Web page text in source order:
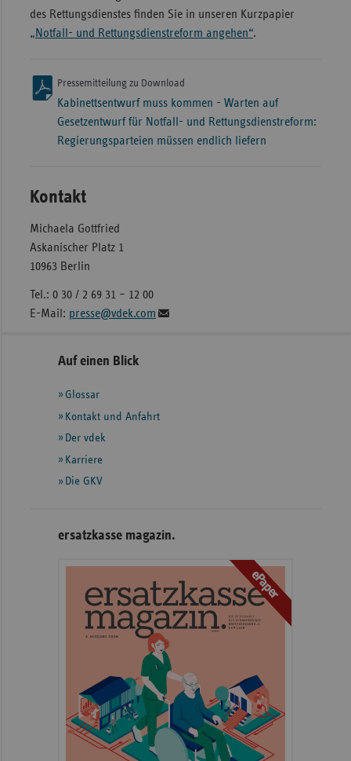
des Rettungsdienstes finden Sie in unseren Kurzpapier
„Notfall- und Rettungsdienstreform angehen“.
Pressemitteilung zu Download
Kabinettsentwurf muss kommen - Warten auf
Gesetzentwurf für Notfall- und Rettungsdienstreform:
Regierungsparteien müssen endlich liefern
Kontakt
Michaela Gottfried
Askanischer Platz 1
10963 Berlin
Tel.: 0 30 / 2 69 31 – 12 00
E-Mail: presse@vdek.com
Seitennavigation
Seitenleiste
weiteren
Informationen
Auf einen Blick
Glossar
Kontakt und Anfahrt
Der vdek
Karriere
Die GKV
ersatzkasse magazin.
ePaper